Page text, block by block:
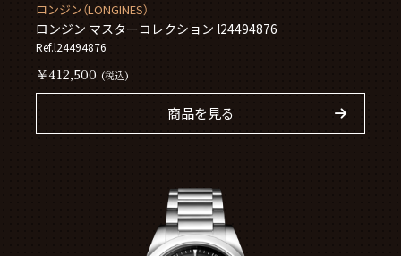
ロンジン（LONGINES）
ロンジン マスターコレクション l24494876
Ref.l24494876
￥412,500 (税込)
商品を見る